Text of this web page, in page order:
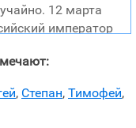
12 марта
император
А для чего нужна
решение.
и осужденных
, Степан, Тимофей,